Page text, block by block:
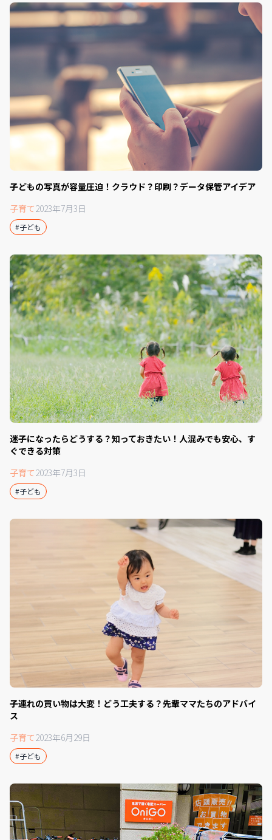
子どもの写真が容量圧迫！クラウド？印刷？データ保管アイデア
子育て2023年7月3日
#子ども
迷子になったらどうする？知っておきたい！人混みでも安心、す
ぐできる対策
子育て2023年7月3日
#子ども
子連れの買い物は大変！どう工夫する？先輩ママたちのアドバイ
ス
子育て2023年6月29日
#子ども